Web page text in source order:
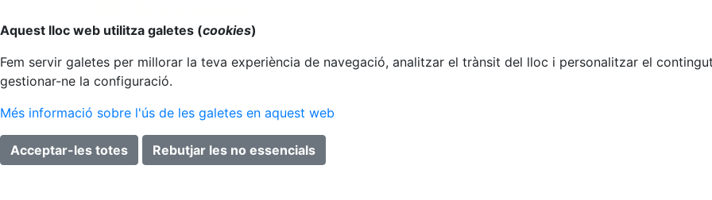
Anar al principi
Aquest lloc web utilitza galetes (cookies)
Fem servir galetes per millorar la teva experiència de navegació, analitzar el trànsit del lloc i personalitzar el
gestionar-ne la configuració.
Més informació sobre l'ús de les galetes en aquest web
Acceptar-les totes Rebutjar les no essencials